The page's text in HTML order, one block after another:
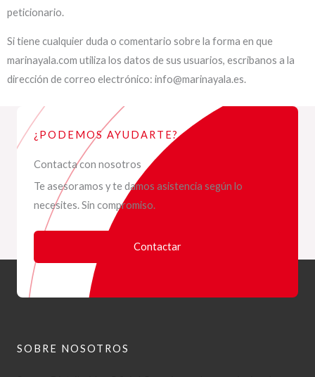
peticionario.
Si tiene cualquier duda o comentario sobre la forma en que
marinayala.com utiliza los datos de sus usuarios, escribanos a la
dirección de correo electrónico: info@marinayala.es.
¿PODEMOS AYUDARTE?
Contacta con nosotros
Te asesoramos y te damos asistencia según lo
necesites. Sin compromiso.
Contactar
SOBRE NOSOTROS